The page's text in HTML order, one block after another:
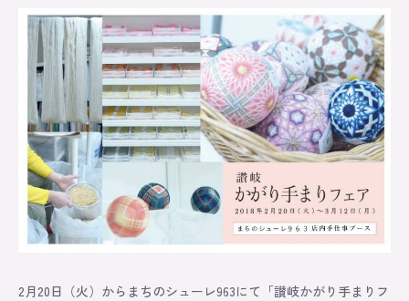
Information
Exhibition
Lesson
Original
Contact
2月20日（火）からまちのシューレ963にて「讃岐かがり手まりフ